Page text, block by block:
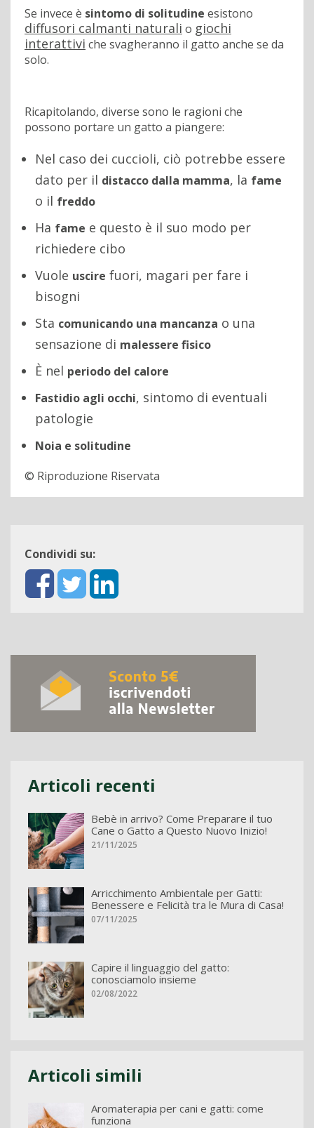
Se invece è sintomo di solitudine esistono
diffusori calmanti naturali o giochi
interattivi che svagheranno il gatto anche se da
solo.
Ricapitolando, diverse sono le ragioni che
possono portare un gatto a piangere:
Nel caso dei cuccioli, ciò potrebbe essere
dato per il distacco dalla mamma, la fame
o il freddo
Ha fame e questo è il suo modo per
richiedere cibo
Vuole uscire fuori, magari per fare i
bisogni
Sta comunicando una mancanza o una
sensazione di malessere fisico
È nel periodo del calore
Fastidio agli occhi, sintomo di eventuali
patologie
Noia e solitudine
© Riproduzione Riservata
Condividi su:
Articoli recenti
Bebè in arrivo? Come Preparare il tuo
Cane o Gatto a Questo Nuovo Inizio!
21/11/2025
Arricchimento Ambientale per Gatti:
Benessere e Felicità tra le Mura di Casa!
07/11/2025
Capire il linguaggio del gatto:
conosciamolo insieme
02/08/2022
Articoli simili
Aromaterapia per cani e gatti: come
funziona